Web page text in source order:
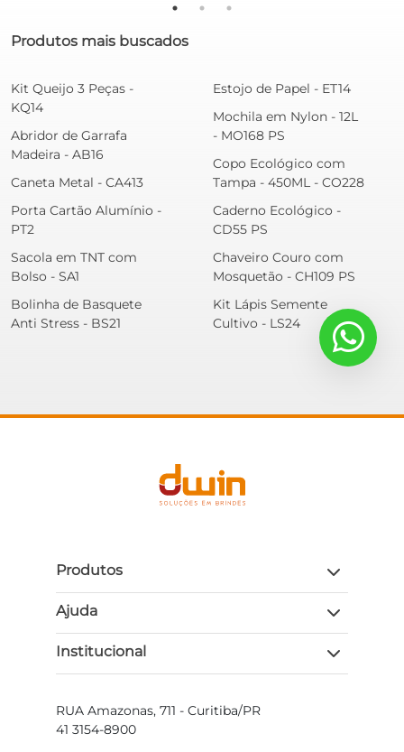
Produtos mais buscados
Kit Queijo 3 Peças -
KQ14
Abridor de Garrafa
Madeira - AB16
Caneta Metal - CA413
Estojo de Papel - ET14
Mochila em Nylon - 12L
- MO168 PS
Copo Ecológico com
Tampa - 450ML - CO228
Porta Cartão Alumínio -
PT2
Sacola em TNT com
Bolso - SA1
Bolinha de Basquete
Anti Stress - BS21
Caderno Ecológico -
CD55 PS
Chaveiro Couro com
Mosquetão - CH109 PS
Kit Lápis Semente
Cultivo - LS24
Produtos
Ajuda
Institucional
RUA Amazonas, 711 - Curitiba/PR
41 3154-8900